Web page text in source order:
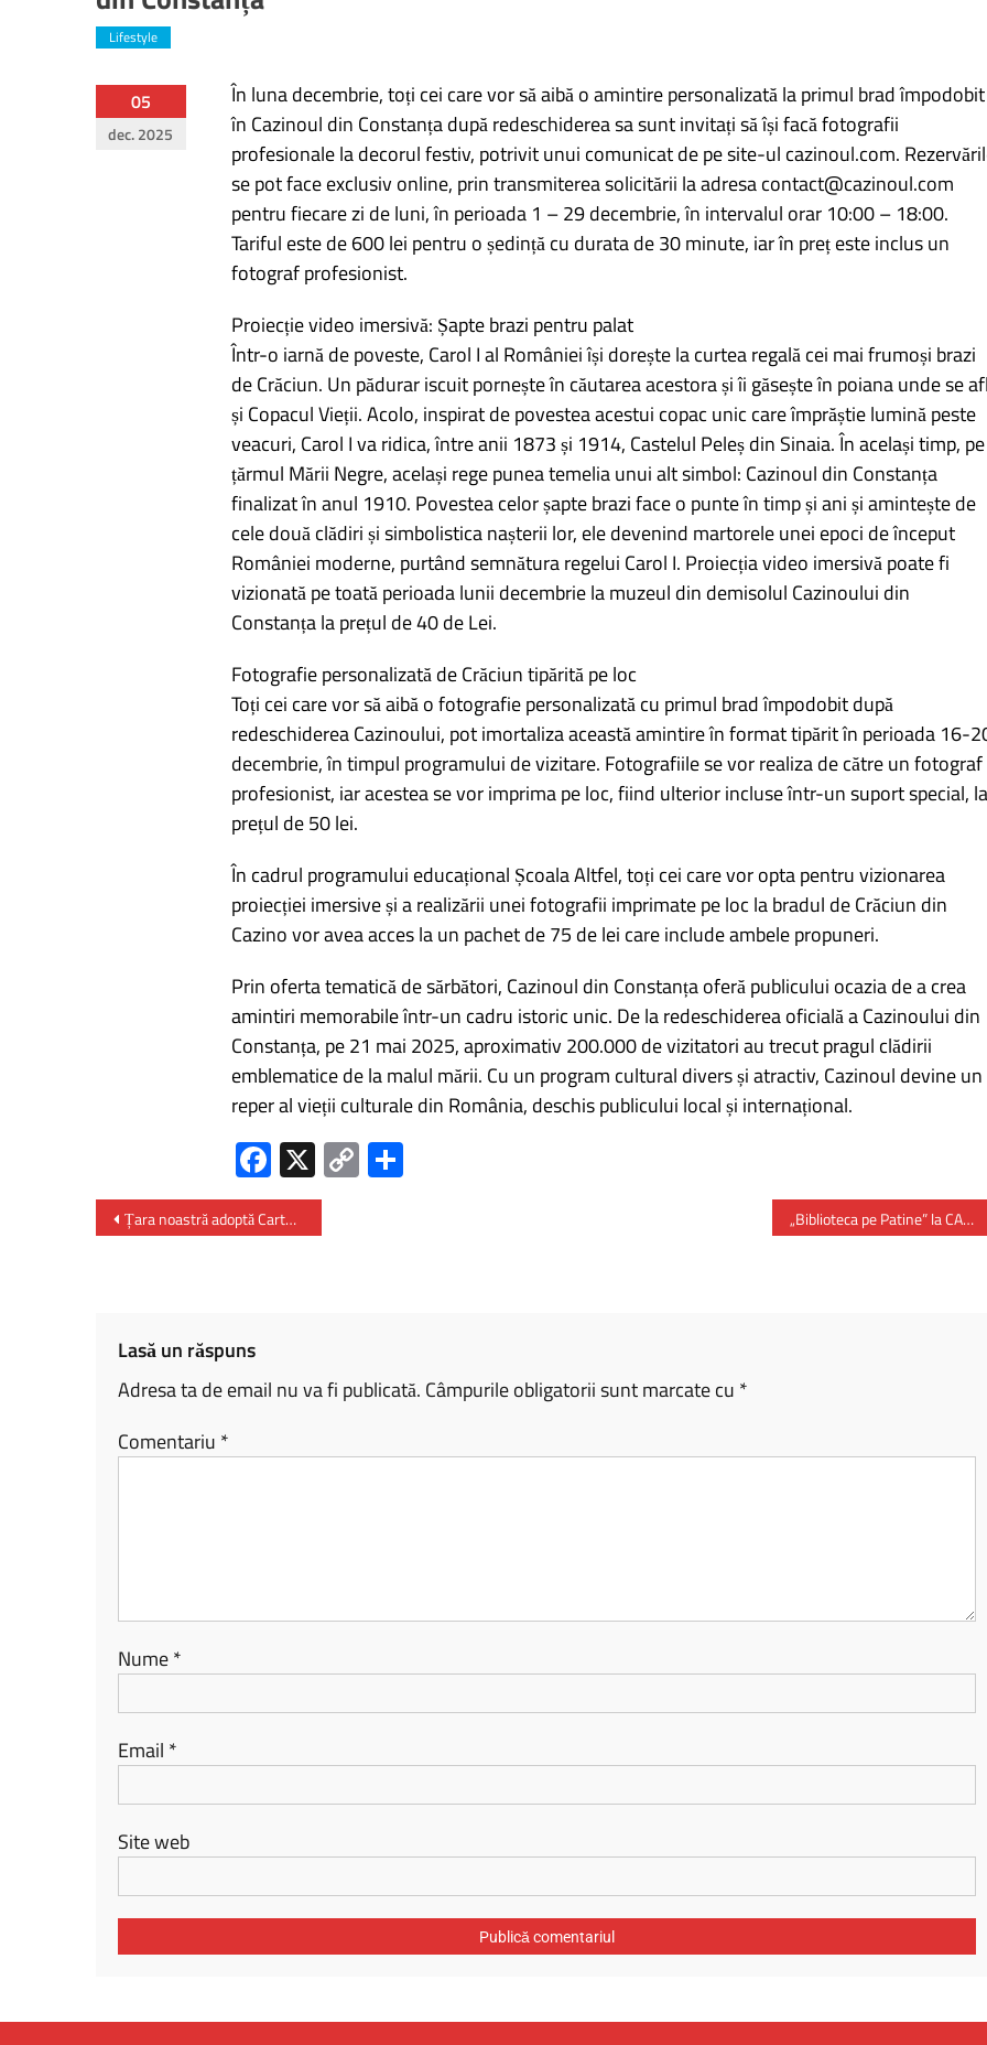
Lifestyle
05
dec. 2025
În luna decembrie, toți cei care vor să aibă o amintire personalizată la primul brad împodobit
în Cazinoul din Constanța după redeschiderea sa sunt invitați să își facă fotografii
profesionale la decorul festiv, potrivit unui comunicat de pe site-ul cazinoul.com.
se pot face exclusiv online, prin transmiterea solicitării la adresa contact@cazinoul.com
pentru fiecare zi de luni, în perioada 1 – 29 decembrie, în intervalul orar 10:00 – 18:00.
Tariful este de 600 lei pentru o ședință cu durata de 30 minute, iar în preț este inclus un
fotograf profesionist.
Proiecție video imersivă: Șapte brazi pentru palat
Într-o iarnă de poveste, Carol I al României își dorește la curtea regală cei mai frumoși brazi
de Crăciun. Un pădurar iscuit pornește în căutarea acestora și îi găsește în poiana unde se
și Copacul Vieții. Acolo, inspirat de povestea acestui copac unic care împrăștie lumină peste
veacuri, Carol I va ridica, între anii 1873 și 1914, Castelul Peleș din Sinaia. În același timp, pe
țărmul Mării Negre, același rege punea temelia unui alt simbol: Cazinoul din Constanța
finalizat în anul 1910. Povestea celor șapte brazi face o punte în timp și ani și amintește de
cele două clădiri și simbolistica nașterii lor, ele devenind martorele unei epoci de început
României moderne, purtând semnătura regelui Carol I. Proiecția video imersivă poate fi
vizionată pe toată perioada lunii decembrie la muzeul din demisolul Cazinoului din
Constanța la prețul de 40 de Lei.
Fotografie personalizată de Crăciun tipărită pe loc
Toți cei care vor să aibă o fotografie personalizată cu primul brad împodobit după
redeschiderea Cazinoului, pot imortaliza această amintire în format tipărit în perioada 16-
decembrie, în timpul programului de vizitare. Fotografiile se vor realiza de către un fotograf
profesionist, iar acestea se vor imprima pe loc, fiind ulterior incluse într-un suport special, la
prețul de 50 lei.
În cadrul programului educațional Școala Altfel, toți cei care vor opta pentru vizionarea
proiecției imersive și a realizării unei fotografii imprimate pe loc la bradul de Crăciun din
Cazino vor avea acces la un pachet de 75 de lei care include ambele propuneri.
Prin oferta tematică de sărbători, Cazinoul din Constanța oferă publicului ocazia de a crea
amintiri memorabile într-un cadru istoric unic. De la redeschiderea oficială a Cazinoului din
Constanța, pe 21 mai 2025, aproximativ 200.000 de vizitatori au trecut pragul clădirii
emblematice de la malul mării. Cu un program cultural divers și atractiv, Cazinoul devine un
reper al vieții culturale din România, deschis publicului local și internațional.
Fa
ce
b
X C
o
P
Navigare
în
Țara noastră adoptă Carta Geoparcurilor Internaționale UNESCO din România „Biblioteca pe Patine” la CARO IceLand – primul patinoar cu identitate culturală din Capitală
Lasă un răspuns
Adresa ta de email nu va fi publicată. Câmpurile obligatorii sunt marcate cu *
Comentariu *
Nume*
Email *
Site web